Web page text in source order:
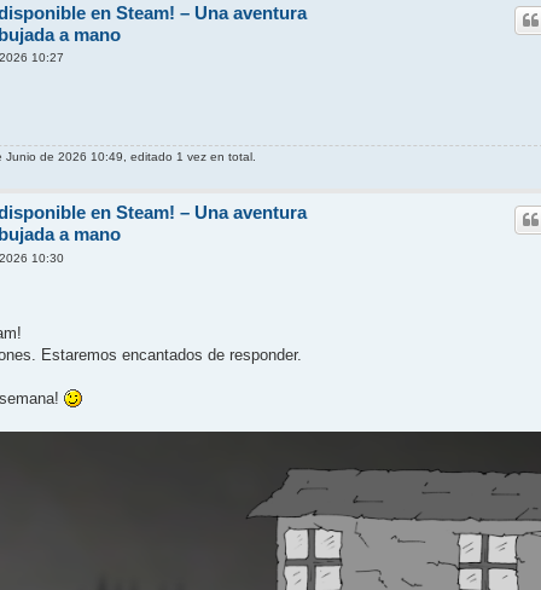
en Steam! – Una aventura
a mano
10:27
Junio de 2026 10:49, editado 1 vez en total.
en Steam! – Una aventura
a mano
10:30
Estaremos encantados de responder.